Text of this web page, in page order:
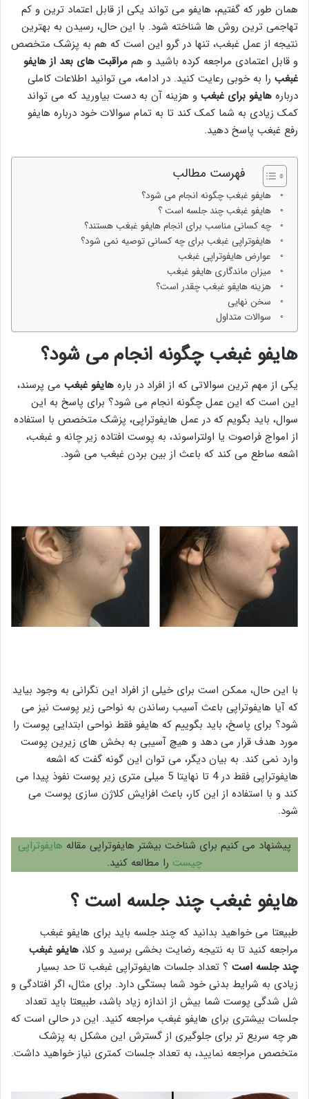
همان طور که گفتیم، هایفو می تواند یکی از قابل اعتماد ترین و کم
تهاجمی ترین روش ها شناخته شود. با این حال، رسیدن به بهترین
نتیجه از عمل غبغب، تنها در گرو این است که هم به پزشک متخصص
و قابل اعتمادی مراجعه کرده باشید و هم مراقبت های بعد از هایفو
غبغب را به خوبی رعایت کنید. در ادامه، می توانید اطلاعات کاملی
درباره هایفو برای غبغب و هزینه آن به دست بیاورید که می تواند
کمک زیادی به شما کمک کند تا به تمام سوالات خود درباره هایفو
رفع غبغب پاسخ دهید.
فهرست مطالب
هایفو غبغب چگونه انجام می شود؟
هایفو غبغب چند جلسه است ؟
چه کسانی مناسب برای انجام هایفو غبغب هستند؟
هایفوتراپی غبغب برای چه کسانی توصیه نمی شود؟
عوارض هایفوتراپی غبغب
میزان ماندگاری هایفو غبغب
هزینه هایفو غبغب چقدر است؟
سخن نهایی
سوالات متداول
هایفو غبغب چگونه انجام می شود؟
یکی از مهم ترین سوالاتی که از افراد در باره هایفو غبغب می پرسند،
این است که این عمل چگونه انجام می شود؟ برای پاسخ به این
سوال، باید بگویم که در عمل هایفوتراپی، پزشک متخصص با استفاده
از امواج فراصوت یا اولتراسوند، به پوست افتاده زیر چانه و غبغب،
اشعه ساطع می کند که باعث از بین بردن غبغب می شود.
با این حال، ممکن است برای خیلی از افراد این نگرانی به وجود بیاید
که آیا هایفوتراپی باعث آسیب رساندن به نواحی زیر پوست نیز می
شود؟ برای پاسخ، باید بگوییم که هایفو فقط نواحی ابتدایی پوست را
مورد هدف قرار می دهد و هیچ آسیبی به بخش های زیرین پوست
وارد نمی کند. به بیان دیگر، می توان این گونه گفت که اشعه
هایفوتراپی فقط در 4 تا نهایتا 5 میلی متری زیر پوست نفوذ پیدا می
کند و با استفاده از این کار، باعث افزایش کلاژن سازی پوست می
شود.
پیشنهاد می کنیم برای شناخت بیشتر هایفوتراپی مقاله هایفوتراپی
چیست را مطالعه کنید.
هایفو غبغب چند جلسه است ؟
طبیعتا می خواهید بدانید که چند جلسه باید برای هایفو غبغب
مراجعه کنید تا به نتیجه رضایت بخشی برسید و کلا، هایفو غبغب
چند جلسه است ؟ تعداد جلسات هایفوتراپی غبغب تا حد بسیار
زیادی به شرایط بدنی خود شما بستگی دارد. برای مثال، اگر افتادگی و
شل شدگی پوست شما بیش از اندازه زیاد باشد، طبیعتا باید تعداد
جلسات بیشتری برای هایفو غبغب مراجعه کنید. این در حالی است که
هر چه سریع تر برای جلوگیری از گسترش این مشکل به پزشک
متخصص مراجعه نمایید، به تعداد جلسات کمتری نیاز خواهید داشت.